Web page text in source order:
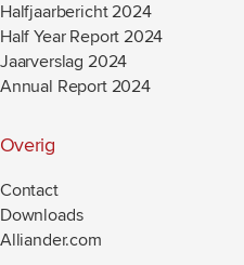
Halfjaarbericht 2024
Half Year Report 2024
Jaarverslag 2024
Annual Report 2024
Overig
Contact
Downloads
Alliander.com